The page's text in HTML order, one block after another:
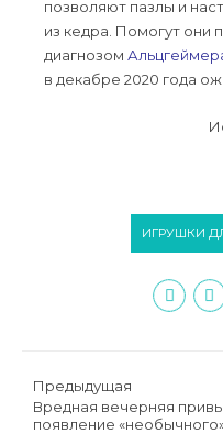
позволяют пазлы и
из кедра. Помогут они
диагнозом
в декабре 2020 года
ИГРУШКИ
Предыдущая
Вредная вечерняя
появление